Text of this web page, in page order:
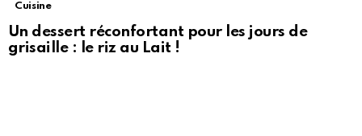
Cuisine
Un dessert réconfortant pour les jours de
grisaille : le riz au Lait !